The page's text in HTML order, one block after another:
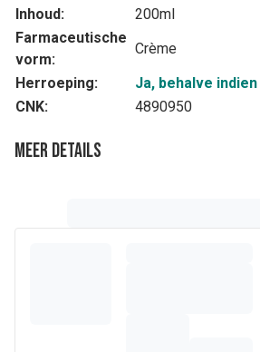
Inhoud:
200ml
Farmaceutische
vorm:
Crème
Herroeping:
Ja, behalve
CNK:
4890950
Meer details
eindelijk onzuiverheden en post-acne